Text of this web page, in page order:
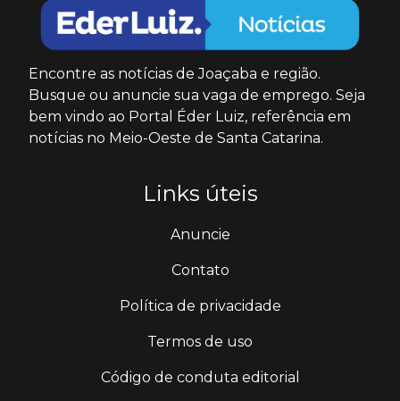
Encontre as notícias de Joaçaba e região.
Busque ou anuncie sua vaga de emprego. Seja
bem vindo ao Portal Éder Luiz, referência em
notícias no Meio-Oeste de Santa Catarina.
Links úteis
Anuncie
Contato
Política de privacidade
Termos de uso
Código de conduta editorial